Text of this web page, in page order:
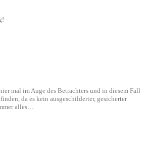
mal im Auge des Betrachters und in diesem Fall
da es kein ausgeschilderter, gesicherter
alles…